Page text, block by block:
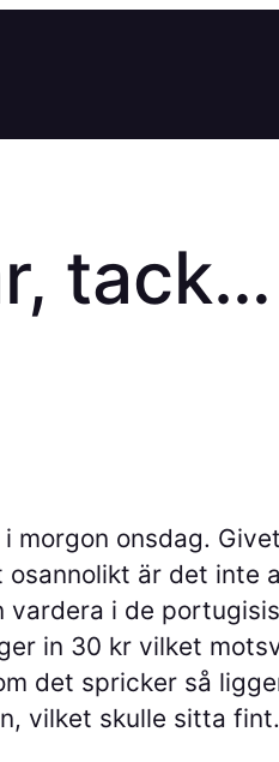
tack…
onsdag.
är det
i de
in 30 kr vilket
det spricker så
vilket skulle sitta